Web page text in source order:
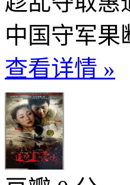
中国守军果
查看详情 »